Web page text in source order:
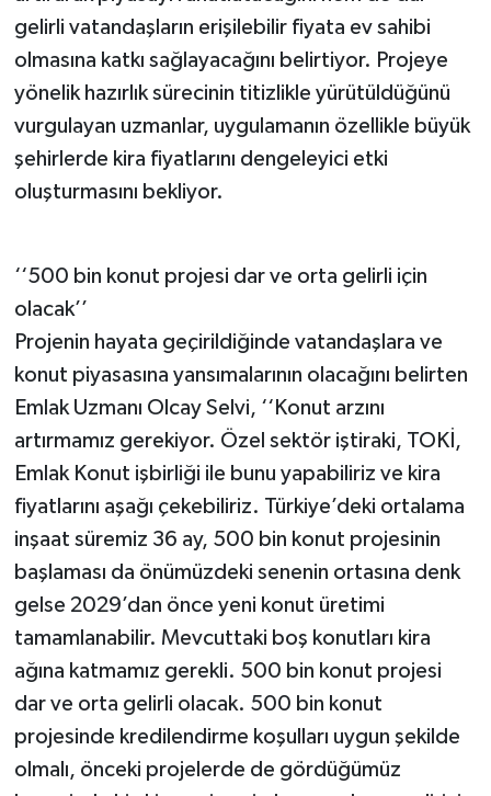
gelirli vatandaşların erişilebilir fiyata ev sahibi
olmasına katkı sağlayacağını belirtiyor. Projeye
yönelik hazırlık sürecinin titizlikle yürütüldüğünü
vurgulayan uzmanlar, uygulamanın özellikle büyük
şehirlerde kira fiyatlarını dengeleyici etki
oluşturmasını bekliyor.
‘‘500 bin konut projesi dar ve orta gelirli için
olacak’’
Projenin hayata geçirildiğinde vatandaşlara ve
konut piyasasına yansımalarının olacağını belirten
Emlak Uzmanı Olcay Selvi, ‘‘Konut arzını
artırmamız gerekiyor. Özel sektör iştiraki, TOKİ,
Emlak Konut işbirliği ile bunu yapabiliriz ve kira
fiyatlarını aşağı çekebiliriz. Türkiye’deki ortalama
inşaat süremiz 36 ay, 500 bin konut projesinin
başlaması da önümüzdeki senenin ortasına denk
gelse 2029’dan önce yeni konut üretimi
tamamlanabilir. Mevcuttaki boş konutları kira
ağına katmamız gerekli. 500 bin konut projesi
dar ve orta gelirli olacak. 500 bin konut
projesinde kredilendirme koşulları uygun şekilde
olmalı, önceki projelerde de gördüğümüz